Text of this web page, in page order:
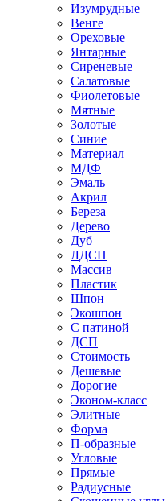
Изумрудные
Венге
Ореховые
Янтарные
Сиреневые
Салатовые
Фиолетовые
Мятные
Золотые
Синие
Материал
МДФ
Эмаль
Акрил
Береза
Дерево
Дуб
ЛДСП
Массив
Пластик
Шпон
Экошпон
С патиной
ДСП
Стоимость
Дешевые
Дорогие
Эконом-класс
Элитные
Форма
П-образные
Угловые
Прямые
Радиусные